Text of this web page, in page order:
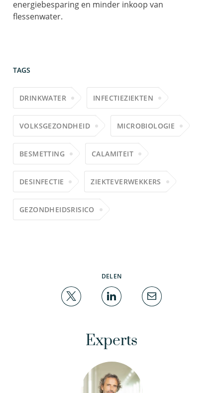
energiebesparing en minder inkoop van
flessenwater.
TAGS
DRINKWATER INFECTIEZIEKTEN
VOLKSGEZONDHEID MICROBIOLOGIE
BESMETTING CALAMITEIT
DESINFECTIE ZIEKTEVERWEKKERS
GEZONDHEIDSRISICO
DELEN
Experts